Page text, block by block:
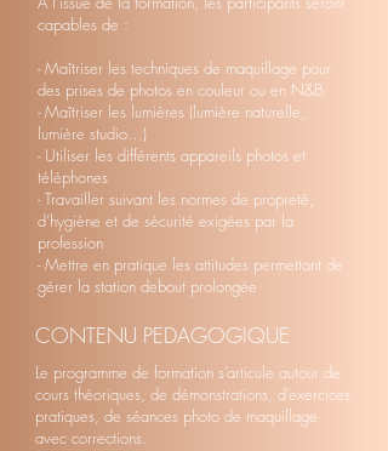
capables de :
- Maîtriser les techniques de maquillage pour
des prises de photos en couleur ou en N&B.
- Maîtriser les lumières (lumière naturelle,
lumière studio…)
- Utiliser les différents appareils photos et
téléphones
- Travailler suivant les normes de propreté,
d’hygiène et de sécurité exigées par la
profession
- Mettre en pratique les attitudes permettant de
gérer la station debout prolongée
CONTENU PEDAGOGIQUE
Le programme de formation s’articule autour de
cours théoriques, de démonstrations, d’exercices
pratiques, de séances photo de maquillage
avec corrections.